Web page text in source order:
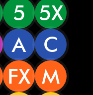
5 5X
A
C
FX M